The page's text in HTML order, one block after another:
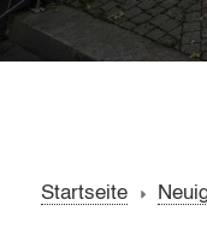
Startseite